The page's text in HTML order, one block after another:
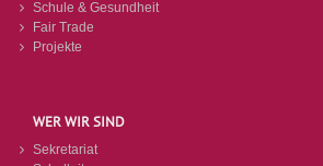
Schule & Gesundheit
Fair Trade
Projekte
WER WIR SIND
Sekretariat